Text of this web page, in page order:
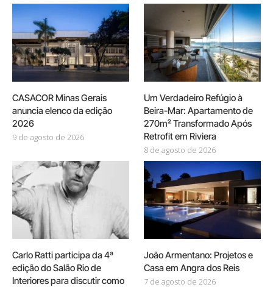
CASACOR Minas Gerais
anuncia elenco da edição
2026
9 de agosto de 2026
Um Verdadeiro Refúgio à
Beira-Mar: Apartamento de
270m² Transformado Após
Retrofit em Riviera
8 de agosto de 2026
Carlo Ratti participa da 4ª
edição do Salão Rio de
Interiores para discutir como
João Armentano: Projetos e
Casa em Angra dos Reis
7 de agosto de 2026